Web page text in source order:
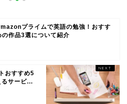
プライムで英語の勉強！おすす
の作品3選について紹介
おすすめ5
サービ...